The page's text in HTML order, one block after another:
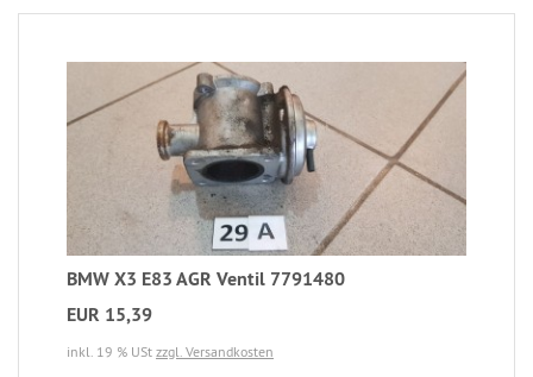
BMW X3 E83 AGR Ventil 7791480
EUR 15,39
inkl. 19 % USt zzgl. Versandkosten